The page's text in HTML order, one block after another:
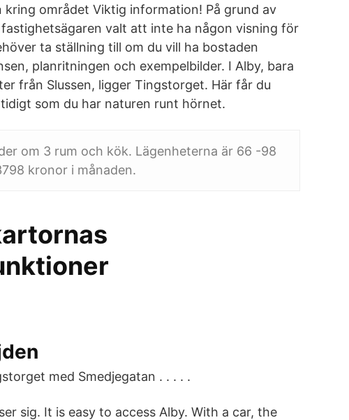
kring området Viktig information! På grund av
valt att inte ha någon visning för
ta ställning till om du vill ha bostaden
planritningen och exempelbilder. I Alby, bara
från Slussen, ligger Tingstorget. Här får du
som du har naturen runt hörnet.
om 3 rum och kök. Lägenheterna är 66 -98
kronor i månaden.
med Smedjegatan . . . . .
sig. It is easy to access Alby. With a car, the